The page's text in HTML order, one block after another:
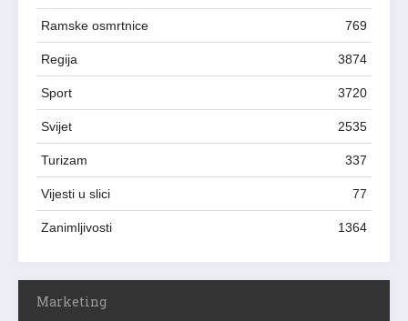
Ramske osmrtnice 769
Regija 3874
Sport 3720
Svijet 2535
Turizam 337
Vijesti u slici 77
Zanimljivosti 1364
Marketing